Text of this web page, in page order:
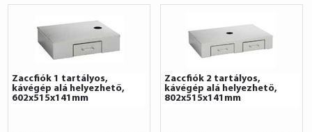
Zaccfiók 1 tartályos,
kávégép alá helyezhető,
602x515x141mm
Zaccfiók 2 tartályos,
kávégép alá helyezhető,
802x515x141mm